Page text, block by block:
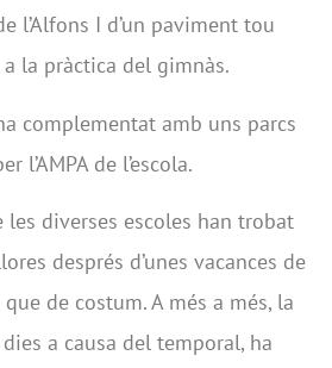
l’Alfons I d’un paviment tou
a la pràctica del gimnàs.
complementat amb uns parcs
l’AMPA de l’escola.
les diverses escoles han trobat
després d’unes vacances de
de costum. A més a més, la
a causa del temporal, ha